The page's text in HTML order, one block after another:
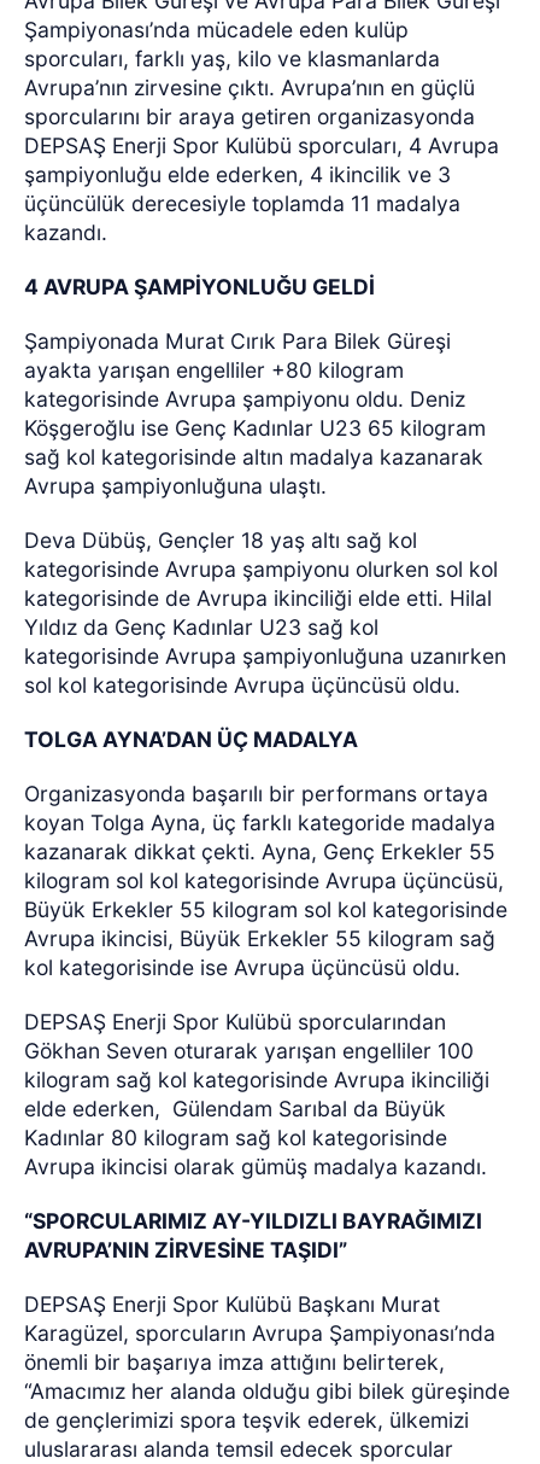
Şampiyonası’nda mücadele eden kulüp
sporcuları, farklı yaş, kilo ve klasmanlarda
Avrupa’nın zirvesine çıktı. Avrupa’nın en güçlü
sporcularını bir araya getiren organizasyonda
DEPSAŞ Enerji Spor Kulübü sporcuları, 4 Avrupa
şampiyonluğu elde ederken, 4 ikincilik ve 3
üçüncülük derecesiyle toplamda 11 madalya
kazandı.
4 AVRUPA ŞAMPİYONLUĞU GELDİ
Şampiyonada Murat Cırık Para Bilek Güreşi
ayakta yarışan engelliler +80 kilogram
kategorisinde Avrupa şampiyonu oldu. Deniz
Köşgeroğlu ise Genç Kadınlar U23 65 kilogram
sağ kol kategorisinde altın madalya kazanarak
Avrupa şampiyonluğuna ulaştı.
Deva Dübüş, Gençler 18 yaş altı sağ kol
kategorisinde Avrupa şampiyonu olurken sol kol
kategorisinde de Avrupa ikinciliği elde etti. Hilal
Yıldız da Genç Kadınlar U23 sağ kol
kategorisinde Avrupa şampiyonluğuna uzanırken
sol kol kategorisinde Avrupa üçüncüsü oldu.
TOLGA AYNA’DAN ÜÇ MADALYA
Organizasyonda başarılı bir performans ortaya
koyan Tolga Ayna, üç farklı kategoride madalya
kazanarak dikkat çekti. Ayna, Genç Erkekler 55
kilogram sol kol kategorisinde Avrupa üçüncüsü,
Büyük Erkekler 55 kilogram sol kol kategorisinde
Avrupa ikincisi, Büyük Erkekler 55 kilogram sağ
kol kategorisinde ise Avrupa üçüncüsü oldu.
DEPSAŞ Enerji Spor Kulübü sporcularından
Gökhan Seven oturarak yarışan engelliler 100
kilogram sağ kol kategorisinde Avrupa ikinciliği
elde ederken, Gülendam Sarıbal da Büyük
Kadınlar 80 kilogram sağ kol kategorisinde
Avrupa ikincisi olarak gümüş madalya kazandı.
“SPORCULARIMIZ AY-YILDIZLI BAYRAĞIMIZI
AVRUPA’NIN ZİRVESİNE TAŞIDI”
DEPSAŞ Enerji Spor Kulübü Başkanı Murat
Karagüzel, sporcuların Avrupa Şampiyonası’nda
önemli bir başarıya imza attığını belirterek,
“Amacımız her alanda olduğu gibi bilek güreşinde
de gençlerimizi spora teşvik ederek, ülkemizi
uluslararası alanda temsil edecek sporcular